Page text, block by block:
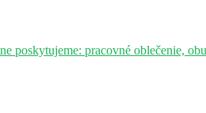
poskytujeme: pracovné oblečenie,